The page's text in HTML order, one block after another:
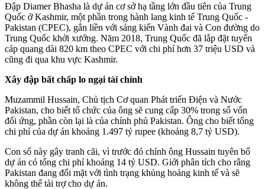
Đập Diamer Bhasha là dự án cơ sở hạ tầng lớn đầu tiên của Trung
Quốc ở Kashmir, một phần trong hành lang kinh tế Trung Quốc -
Pakistan (CPEC), gắn liền với sáng kiến Vành đai và Con đường do
Trung Quốc khởi xướng. Năm 2018, Trung Quốc đã lắp đặt tuyến
cáp quang dài 820 km theo CPEC với chi phí hơn 37 triệu USD và
cũng đi qua khu vực Kashmir.
Xây đập bất chấp lo ngại tài chính
Muzammil Hussain, Chủ tịch Cơ quan Phát triển Điện và Nước
Pakistan, cho biết tổ chức của ông sẽ cung cấp 30% trong số vốn
đối ứng, phần còn lại là của chính phủ Pakistan. Ông cho biết tổng
chi phí của dự án khoảng 1.497 tỷ rupee (khoảng 8,7 tỷ USD).
Con số này gây tranh cãi, vì trước đó chính ông Hussain tuyên bố
dự án có tổng chi phí khoảng 14 tỷ USD. Giới phân tích cho rằng
Pakistan đang đối mặt với tình trạng khủng hoảng kinh tế và sẽ
không thể tài trợ cho dự án.